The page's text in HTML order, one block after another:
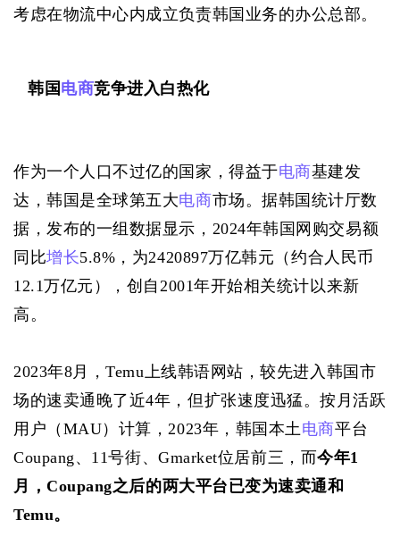
考虑在物流中心内成立负责韩国业务的办公总部。
韩国电商竞争进入白热化
作为一个人口不过亿的国家，得益于电商基建发
达，韩国是全球第五大电商市场。据韩国统计厅数
据，发布的一组数据显示，2024年韩国网购交易额
同比增长5.8%，为2420897万亿韩元（约合人民币
12.1万亿元），创自2001年开始相关统计以来新
高。
2023年8月，Temu上线韩语网站，较先进入韩国市
场的速卖通晚了近4年，但扩张速度迅猛。按月活跃
用户（MAU）计算，2023年，韩国本土电商平台
Coupang、11号街、Gmarket位居前三，而今年1
月，Coupang之后的两大平台已变为速卖通和
Temu。